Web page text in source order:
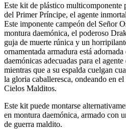
Este kit de plástico multicomponente
del Primer Príncipe, el agente
Este imponente campeón del Señor
montura daemónica, el poderoso
guja de muerte rúnica y un
ornamentada armadura está
daemónicas adecuadas para el
mientras que a su espalda cuelgan
la gloria caballeresca, ondeando en
Cielos Malditos.
Este kit puede montarse
en montura daemónica, armado con
de guerra maldito.